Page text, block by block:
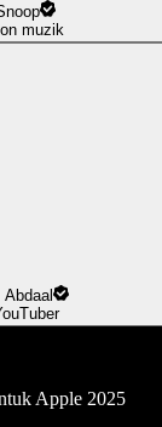
muzik
Abdaal
Apple 2025